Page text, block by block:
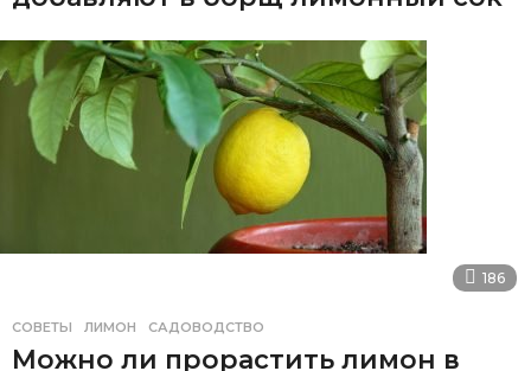
186
СОВЕТЫ ЛИМОН ,САДОВОДСТВО
Можно ли прорастить лимон в